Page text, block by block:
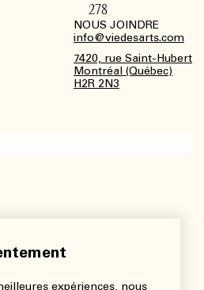
expériences, nous
NOUS JOINDRE
info@viedesarts.com
7420, rue Saint-Hubert
Montréal (Québec)
H2R 2N3
:
des communications,
278